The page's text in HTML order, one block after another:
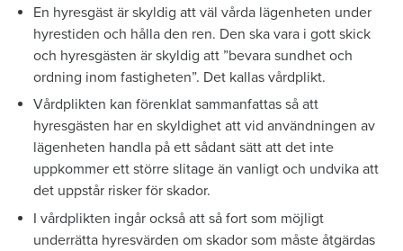
En hyresgäst är skyldig att väl vårda lägenheten under
hyrestiden och hålla den ren. Den ska vara i gott skick
och hyresgästen är skyldig att ”bevara sundhet och
ordning inom fastigheten”. Det kallas vårdplikt.
Vårdplikten kan förenklat sammanfattas så att
hyresgästen har en skyldighet att vid användningen av
lägenheten handla på ett sådant sätt att det inte
uppkommer ett större slitage än vanligt och undvika att
det uppstår risker för skador.
I vårdplikten ingår också att så fort som möjligt
underrätta hyresvärden om skador som måste åtgärdas